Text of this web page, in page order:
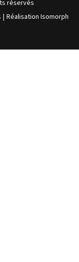
réservés
| Réalisation Isomorph